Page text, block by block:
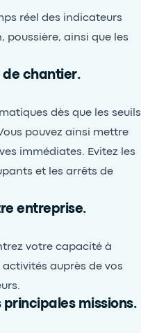
réel des indicateurs
poussière, ainsi que les
de chantier.
dès que les seuils
pouvez ainsi mettre
immédiates. Evitez les
et les arrêts de
entreprise.
votre capacité à
auprès de vos
missions.